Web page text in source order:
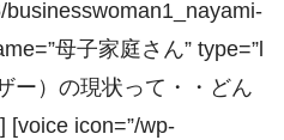
母子家庭さん” type=”l
ー）の現状って・・どん
[voice icon=”/wp-